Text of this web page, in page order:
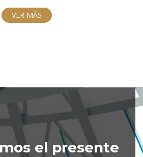
VER MÁS
el presente